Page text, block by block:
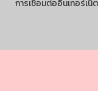
การเชื่อมต่ออินเทอร์เ